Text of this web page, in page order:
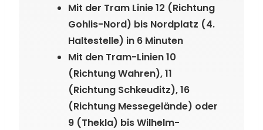
Mit der Tram Linie 12 (Richtung
Gohlis-Nord) bis Nordplatz (4.
Haltestelle) in 6 Minuten
Mit den Tram-Linien 10
(Richtung Wahren), 11
(Richtung Schkeuditz), 16
(Richtung Messegelände) oder
9 (Thekla) bis Wilhelm-